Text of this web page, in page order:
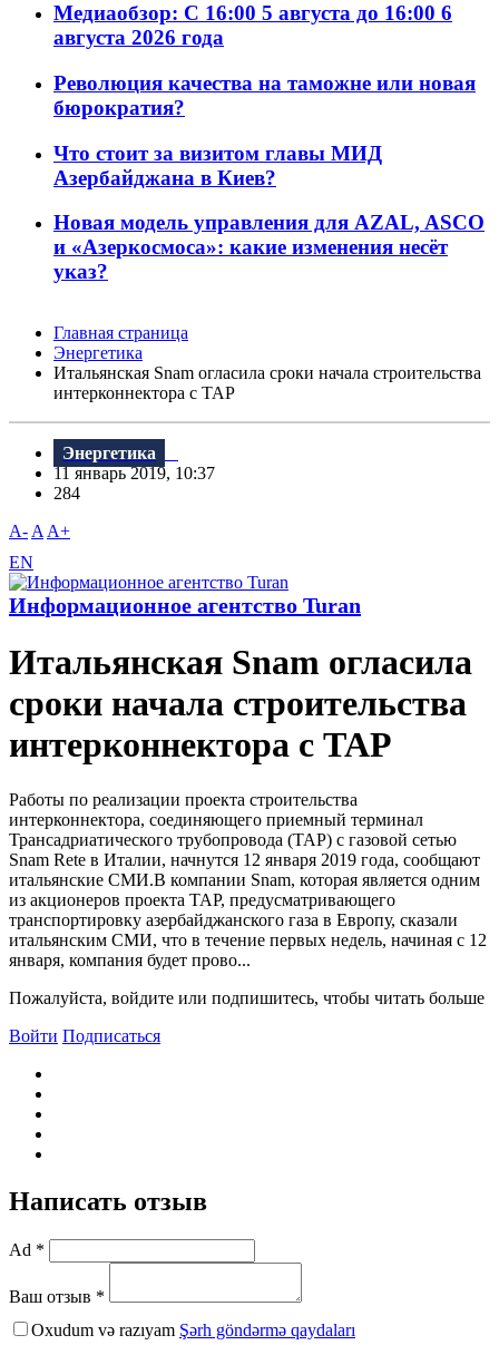
Медиаобзор: С 16:00 5 августа до 16:00 6
августа 2026 года
Революция качества на таможне или новая
бюрократия?
Что стоит за визитом главы МИД
Азербайджана в Киев?
Новая модель управления для AZAL, ASCO
и «Азеркосмоса»: какие изменения несёт
указ?
Главная страница
Энергетика
Итальянская Snam огласила сроки начала строительства
интерконнектора с TAP
Энергетика
11 январь 2019, 10:37
284
A- A A+
EN
Информационное агентство Turan
Итальянская Snam огласила
сроки начала строительства
интерконнектора с TAP
Работы по реализации проекта строительства
интерконнектора, соединяющего приемный терминал
Трансадриатического трубопровода (TAP) с газовой сетью
Snam Rete в Италии, начнутся 12 января 2019 года, сообщают
итальянские СМИ.B компании Snam, которая является одним
из акционеров проекта TAP, предусматривающего
транспортировку азербайджанского газа в Европу, сказали
итальянским СМИ, что в течение первых недель, начиная с 12
января, компания будет прово...
Пожалуйста, войдите или подпишитесь, чтобы читать больше
Войти Подписаться
Написать отзыв
Ad *
Ваш отзыв *
Oxudum və razıyam Şərh göndərmə qaydaları